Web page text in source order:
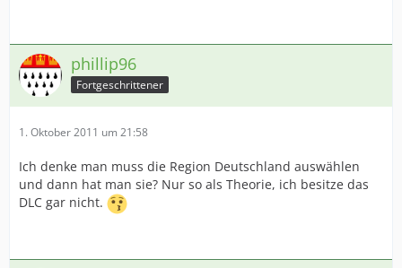
phillip96
Fortgeschrittener
1. Oktober 2011 um 21:58
Ich denke man muss die Region Deutschland auswählen
und dann hat man sie? Nur so als Theorie, ich besitze das
DLC gar nicht.